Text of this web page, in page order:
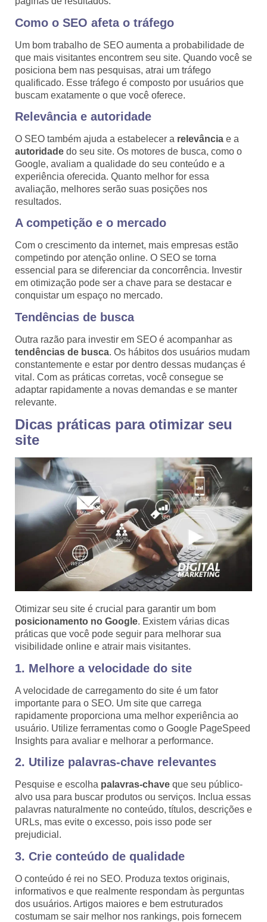
Como o SEO afeta o tráfego
Um bom trabalho de SEO aumenta a probabilidade de
que mais visitantes encontrem seu site. Quando você se
posiciona bem nas pesquisas, atrai um tráfego
qualificado. Esse tráfego é composto por usuários que
buscam exatamente o que você oferece.
Relevância e autoridade
O SEO também ajuda a estabelecer a relevância e a
autoridade do seu site. Os motores de busca, como o
Google, avaliam a qualidade do seu conteúdo e a
experiência oferecida. Quanto melhor for essa
avaliação, melhores serão suas posições nos
resultados.
A competição e o mercado
Com o crescimento da internet, mais empresas estão
competindo por atenção online. O SEO se torna
essencial para se diferenciar da concorrência. Investir
em otimização pode ser a chave para se destacar e
conquistar um espaço no mercado.
Tendências de busca
Outra razão para investir em SEO é acompanhar as
tendências de busca. Os hábitos dos usuários mudam
constantemente e estar por dentro dessas mudanças é
vital. Com as práticas corretas, você consegue se
adaptar rapidamente a novas demandas e se manter
relevante.
Dicas práticas para otimizar seu
site
Otimizar seu site é crucial para garantir um bom
posicionamento no Google. Existem várias dicas
práticas que você pode seguir para melhorar sua
visibilidade online e atrair mais visitantes.
1. Melhore a velocidade do site
A velocidade de carregamento do site é um fator
importante para o SEO. Um site que carrega
rapidamente proporciona uma melhor experiência ao
usuário. Utilize ferramentas como o Google PageSpeed
Insights para avaliar e melhorar a performance.
2. Utilize palavras-chave relevantes
Pesquise e escolha palavras-chave que seu público-
alvo usa para buscar produtos ou serviços. Inclua essas
palavras naturalmente no conteúdo, títulos, descrições e
URLs, mas evite o excesso, pois isso pode ser
prejudicial.
3. Crie conteúdo de qualidade
O conteúdo é rei no SEO. Produza textos originais,
informativos e que realmente respondam às perguntas
dos usuários. Artigos maiores e bem estruturados
costumam se sair melhor nos rankings, pois fornecem